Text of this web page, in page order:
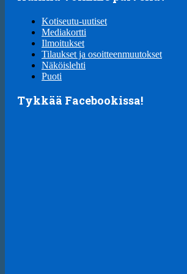
Kotiseutu-uutiset
Mediakortti
Ilmoitukset
Tilaukset ja osoitteenmuutokset
Näköislehti
Puoti
Tykkää Facebookissa!